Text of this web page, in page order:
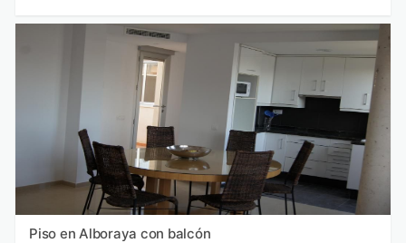
Piso en Alboraya con balcón